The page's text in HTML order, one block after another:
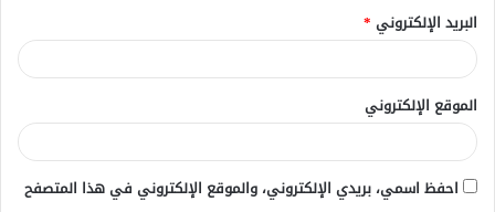
البريد الإلكتروني *
الموقع الإلكتروني
احفظ اسمي، بريدي الإلكتروني، والموقع الإلكتروني في هذا المتصفح